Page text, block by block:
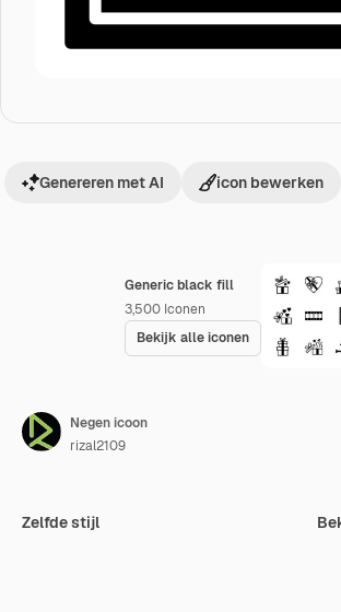
Generic black fill
3,500 Iconen
Bekijk alle iconen
Genereren met AI icon bewerken
Negen icoon
rizal2109
Zelfde stijl